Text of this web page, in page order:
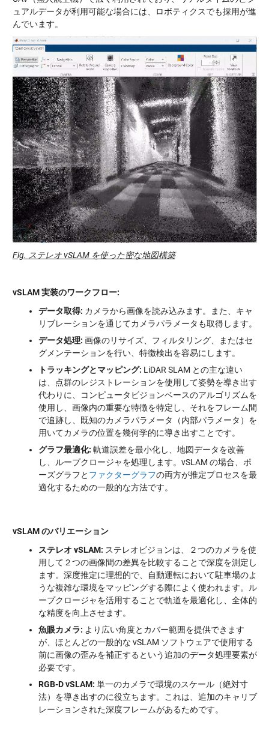
ュアルデータが利用可能な場合には、ロボティクスでも採用が進
んでいます。
Fig. ステレオ vSLAM を使った密な地図構築
vSLAM実装のワークフロー:
データ取得: カメラから画像を読み込みます。また、キャ
リブレーションを通じてカメラパラメータも取得します。
データ処理: 画像のリサイズ、フィルタリング、またはセ
グメンテーションを行い、特徴検出を容易にします。
トラッキングとマッピング: LiDAR SLAM との主な違い
は、点群のレジストレーションを使用して姿勢を導き出す
代わりに、コンピュータビジョンベースのアルゴリズムを
使用し、画像内の重要な特徴を特定し、それをフレーム間
で追跡し、既知のカメラパラメータ（内部パラメータ）を
用いてカメラの位置を幾何学的に導き出すことです。
グラフ最適化: 軌道誤差を最小化し、地図データを改善
し、ループクロージャを処理します。vSLAM の場合、ポ
ーズグラフと ファクターグラフの両方が推定プロセスを最
適化するための一般的な方法です。
vSLAMのバリエーション
ステレオ vSLAM: ステレオビジョンは、２つのカメラを使
用して２つの画像間の差異を比較することで深度を測定し
ます。深度推定に理想的で、自動運転において駐車場のよ
うな複雑な環境をマッピングする際によく使われます。ル
ープクロージャを活用することで軌道を最適化し、全体的
な精度を向上させます。
魚眼カメラ: より広い角度とカバー範囲を提供できます
が、ほとんどの一般的な vSLAM ソフトウェアで使用する
前に画像の歪みを補正するという追加のデータ処理要素が
必要です。
RGB-D vSLAM: 単一のカメラで環境のスケール（絶対寸
法）を導き出すのに役立ちます。これは、追加のキャリブ
レーションされた深度フレームがあるためです。